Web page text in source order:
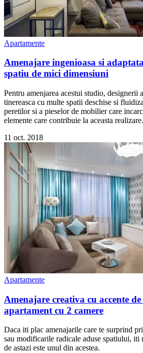
Apartamente
Amenajare ingenioasa si
spatiu de mici dimensiuni
Pentru amenjarea acestui studio, designerii
tinereasca cu multe spatii deschise si
peretilor si a pieselor de mobilier care
elemente care contribuie la aceasta realizare.
11 oct. 2018
Apartamente
Amenajare creativa cu accente
apartament cu 2 camere
Daca iti plac amenajarile care te surprind
sau modificarile radicale aduse spatiului, iti
de astazi este unul din acestea.